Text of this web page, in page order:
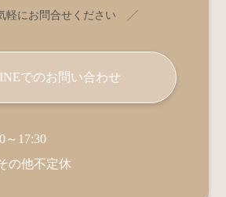
にお問合せください ╱
でのお問い合わせ
～17:30
の他不定休